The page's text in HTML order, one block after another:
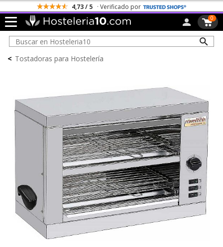
4,73 / 5 · Verificado por
0
< Tostadoras para Hostelería